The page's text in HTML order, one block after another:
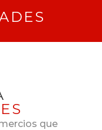
que